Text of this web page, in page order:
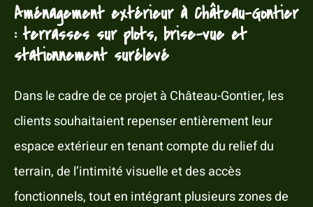
Aménagement extérieur à Château-Gontier
: terrasses sur plots, brise-vue et
stationnement surélevé
Dans le cadre de ce projet à Château-Gontier, les
clients souhaitaient repenser entièrement leur
espace extérieur en tenant compte du relief du
terrain, de l’intimité visuelle et des accès
fonctionnels, tout en intégrant plusieurs zones de